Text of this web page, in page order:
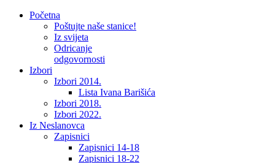
Početna
Poštujte naše stanice!
Iz svijeta
Odricanje
odgovornosti
Izbori
Izbori 2014.
Lista Ivana Barišića
Izbori 2018.
Izbori 2022.
Iz Neslanovca
Zapisnici
Zapisnici 14-18
Zapisnici 18-22